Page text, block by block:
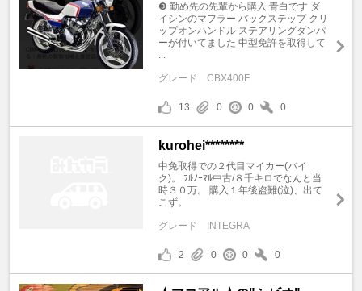
❸ 勤め先の先輩から購入 青白です ダ
イシンのマフラー バックステップ クリ
ップオンハンドル ステアリングダンパ
ーが付いてました 中型免許を取得して
...
グレード CBX400F
13 0 0 0
kurohei********
中免取得での２代目マイカー(バイ
ク)。 ﾌﾙﾉｰﾏﾙ中古/８千キロでなんと当
時３０万。 購入１年後盗難(泣)、出て
こず。
グレード INTEGRA
2 0 0 0